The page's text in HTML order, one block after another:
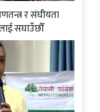
र संघीयता
सघाउँछौँ